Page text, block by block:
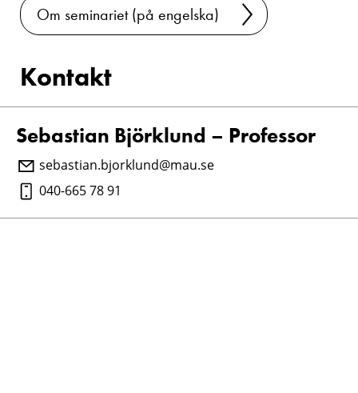
Om seminariet (på engelska)
Kontakt
Sebastian Björklund – Professor
sebastian.bjorklund@mau.se
040-665 78 91